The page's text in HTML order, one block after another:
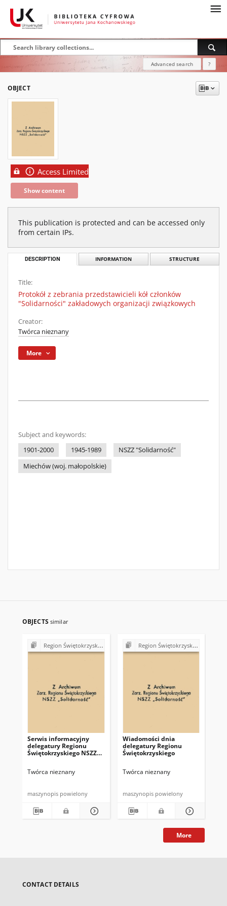
Advanced search ?
OBJECT
Access Limited
Show content
This publication is protected and can be accessed only
from certain IPs.
DESCRIPTION INFORMATION STRUCTURE
Title:
Protokół z zebrania przedstawicieli kół członków
"Solidarności" zakładowych organizacji związkowych
Creator:
Twórca nieznany
More
Subject and keywords:
1901-2000
1945-1989
NSZZ "Solidarność"
Miechów (woj. małopolskie)
OBJECTS similar
Region Świętokrzyski NSZZ "Solidarność". Delegatura Starachowice
Serwis informacyjny
delegatury Regionu
Świętokrzyskiego NSZZ
Twórca nieznany
maszynopis powielony
Region Świętokrzyski NSZZ "Solidarność". Delegatura Starachowice
Wiadomości dnia
delegatury Regionu
Świętokrzyskiego
Twórca nieznany
maszynopis powielony
More
CONTACT DETAILS